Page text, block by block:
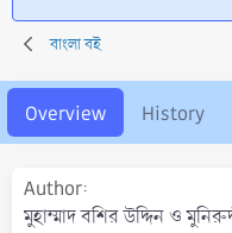
r
বাংলা বই
Overview History
Author
মুহাম্মাদ বশির উদ্দিন ও